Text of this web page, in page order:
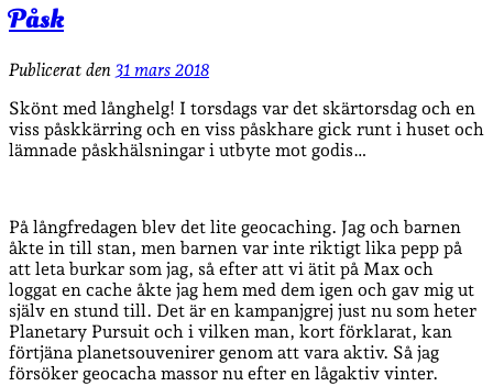
Påsk
Publicerat den 31 mars 2018
Skönt med långhelg! I torsdags var det skärtorsdag och en
viss påskkärring och en viss påskhare gick runt i huset och
lämnade påskhälsningar i utbyte mot godis…
På långfredagen blev det lite geocaching. Jag och barnen
åkte in till stan, men barnen var inte riktigt lika pepp på
att leta burkar som jag, så efter att vi ätit på Max och
loggat en cache åkte jag hem med dem igen och gav mig ut
själv en stund till. Det är en kampanjgrej just nu som heter
Planetary Pursuit och i vilken man, kort förklarat, kan
förtjäna planetsouvenirer genom att vara aktiv. Så jag
försöker geocacha massor nu efter en lågaktiv vinter.